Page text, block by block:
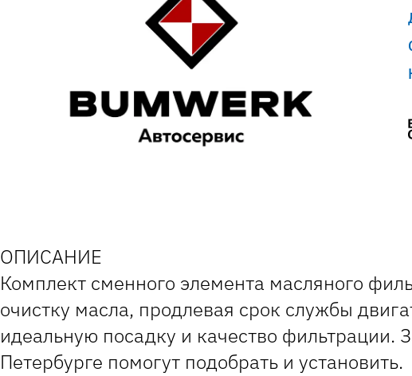
ОПИСАНИЕ
Комплект сменного элемента масляного
очистку масла, продлевая срок службы
идеальную посадку и качество фильтрации.
Петербурге помогут подобрать и установить.